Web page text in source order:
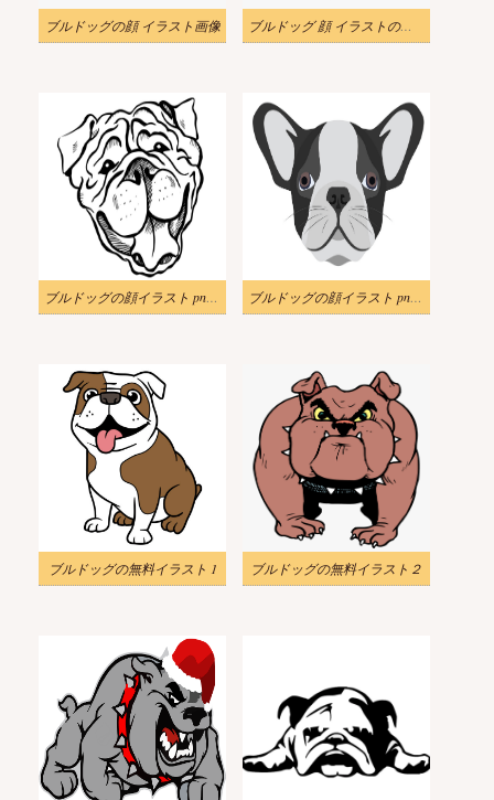
ブルドッグの顔 イラスト画像 ブルドッグ 顔 イラストの画像
ブルドッグの顔イラスト png イメージ ブルドッグの顔イラスト png イメージ
ブルドッグの無料イラスト 1 ブルドッグの無料イラスト２